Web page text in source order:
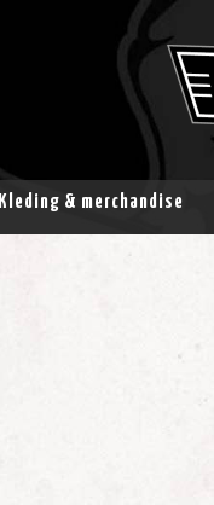
Kleding & merchandise